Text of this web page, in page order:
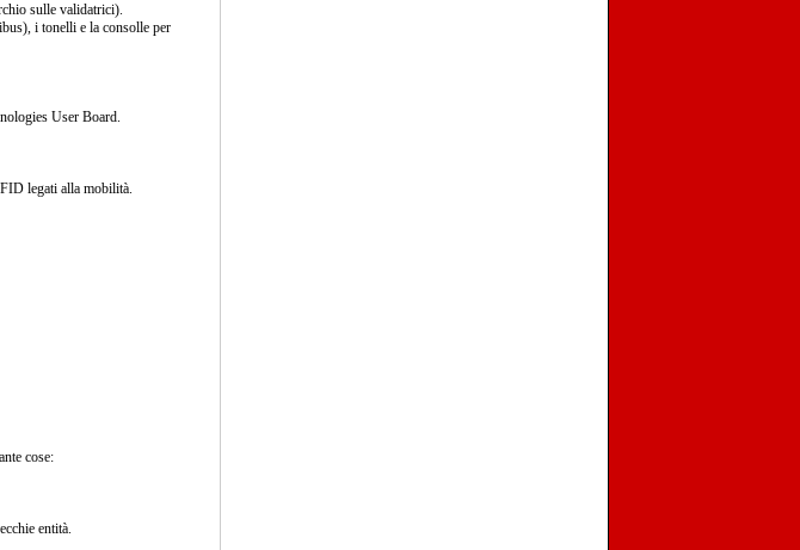
sulle validatrici).
i tonelli e la consolle per
User Board.
legati alla mobilità.
cose:
entità.